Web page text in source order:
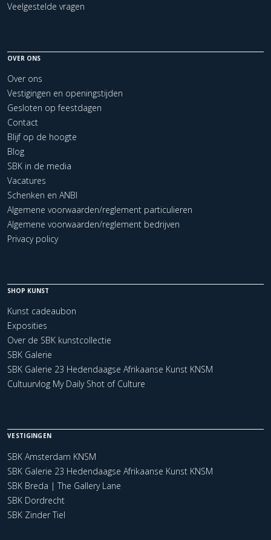
Veelgestelde vragen
OVER ONS
Over ons
Vestigingen en openingstijden
Gesloten op feestdagen
Contact
Blijf op de hoogte
Blog
SBK in de media
Vacatures
Schenken en ANBI
Algemene voorwaarden/reglement particulieren
Algemene voorwaarden/reglement bedrijven
Privacy policy
SHOP KUNST
Kunst cadeaubon
Exposities
Over de SBK kunstcollectie
SBK Galerie
SBK Galerie 23 Hedendaagse Afrikaanse Kunst KNSM
Cultuurvlog My Daily Shot of Culture
VESTIGINGEN
SBK Amsterdam KNSM
SBK Galerie 23 Hedendaagse Afrikaanse Kunst KNSM
SBK Breda | The Gallery Lane
SBK Dordrecht
SBK Zinder Tiel